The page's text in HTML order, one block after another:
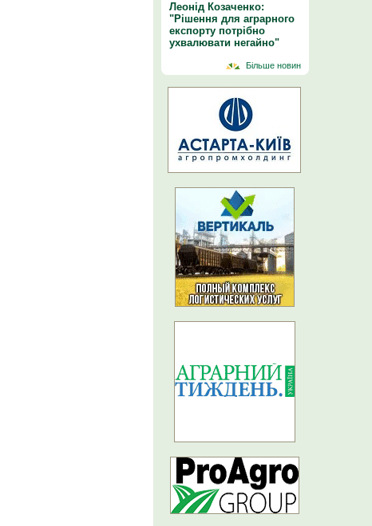
Леонід Козаченко:
"Рішення для аграрного
експорту потрібно
ухвалювати негайно"
Більше новин